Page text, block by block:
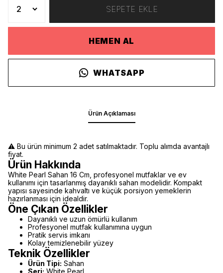
SEPETE EKLE
HEMEN AL
WHATSAPP
Ürün Açıklaması
⚠️ Bu ürün minimum 2 adet satılmaktadır. Toplu alımda avantajlı
fiyat.
Ürün Hakkında
White Pearl Sahan 16 Cm, profesyonel mutfaklar ve ev
kullanımı için tasarlanmış dayanıklı sahan modelidir. Kompakt
yapısı sayesinde kahvaltı ve küçük porsiyon yemeklerin
hazırlanması için idealdir.
Öne Çıkan Özellikler
Dayanıklı ve uzun ömürlü kullanım
Profesyonel mutfak kullanımına uygun
Pratik servis imkanı
Kolay temizlenebilir yüzey
Teknik Özellikler
Ürün Tipi: Sahan
Seri: White Pearl